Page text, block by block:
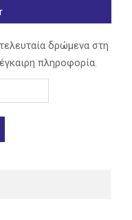
δρώμενα στη
πληροφορία.